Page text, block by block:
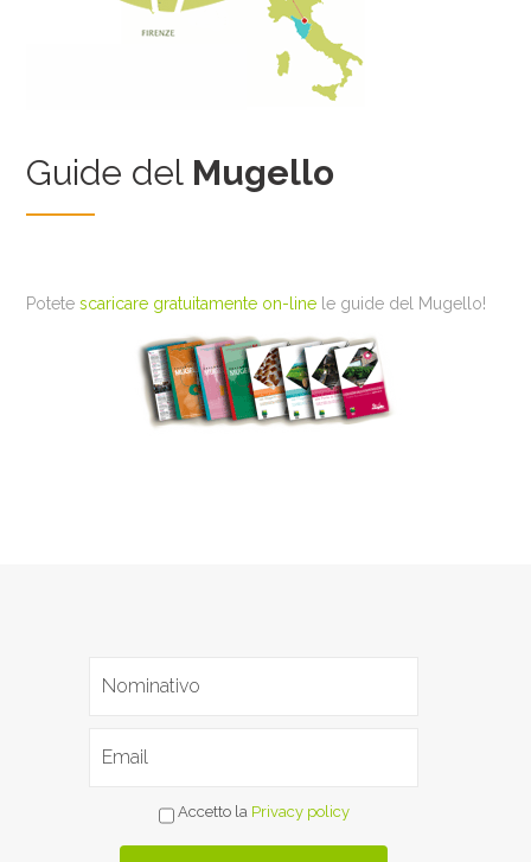
Guide del Mugello
Potetescaricare gratuitamente on-line le guide del Mugello!
Accetto la Privacy policy